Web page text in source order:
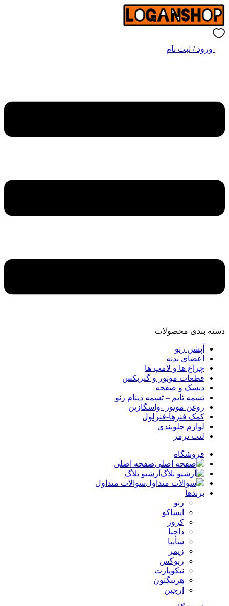
ورود / ثبت نام
دسته‌ بندی محصولات
آپشن رنو
اعضای بدنه
چراغ ها و لامپ ها
قطعات موتور و گیربکس
دیسک و صفحه
تسمه تایم – تسمه دینام رنو
روغن موتور -واسگازین
کمک فنرها-فنرلول
لوازم جلوبندی
لنت ترمز
فروشگاه
صفحه اصلی
آرشیو بلاگ
سوالات متداول
برندها
رنو
ایساکو
کروز
داچیا
سایپا
زیمر
رنوکس
نیکوپارت
هرینگتون
ارجین